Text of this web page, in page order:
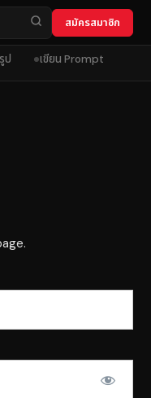
สมัครสมาชิก
ป เขียน Prompt